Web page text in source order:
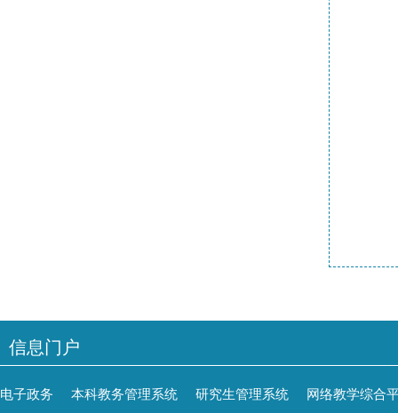
信息门户
电子政务 本科教务管理系统 研究生管理系统 网络教学综合